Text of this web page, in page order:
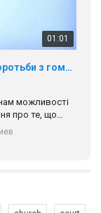
01:01
17 травня IDAHO. Міжнародний день боротьби з гомофобією трансфобією і біфобія.
можливості
про те, що
ми
рівності та
підрозділи